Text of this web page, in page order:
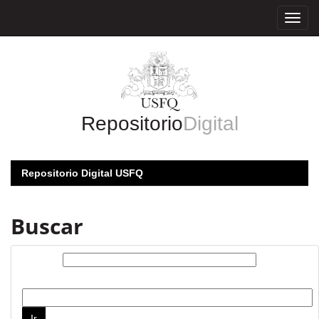
RepositorioDigital
Repositorio Digital USFQ
Buscar